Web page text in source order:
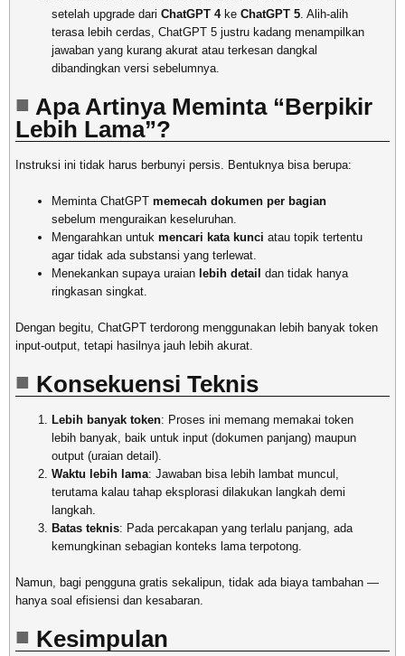
setelah upgrade dari ChatGPT 4ke ChatGPT 5. Alih-alih
terasa lebih cerdas, ChatGPT 5 justru kadang menampilkan
jawaban yang kurang akurat atau terkesan dangkal
dibandingkan versi sebelumnya.
Apa Artinya Meminta “Berpikir
Lebih Lama”?
Instruksi ini tidak harus berbunyi persis. Bentuknya bisa berupa:
Meminta ChatGPT memecah dokumen per bagian
sebelum menguraikan keseluruhan.
Mengarahkan untuk mencari kata kunci atau topik tertentu
agar tidak ada substansi yang terlewat.
Menekankan supaya uraian lebih detail dan tidak hanya
ringkasan singkat.
Dengan begitu, ChatGPT terdorong menggunakan lebih banyak token
input-output, tetapi hasilnya jauh lebih akurat.
Konsekuensi Teknis
Lebih banyak token: Proses ini memang memakai token
lebih banyak, baik untuk input (dokumen panjang) maupun
output (uraian detail).
Waktu lebih lama: Jawaban bisa lebih lambat muncul,
terutama kalau tahap eksplorasi dilakukan langkah demi
langkah.
Batas teknis: Pada percakapan yang terlalu panjang, ada
kemungkinan sebagian konteks lama terpotong.
Namun, bagi pengguna gratis sekalipun, tidak ada biaya tambahan —
hanya soal efisiensi dan kesabaran.
Kesimpulan